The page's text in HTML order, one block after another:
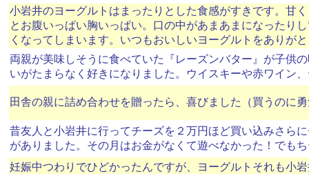
小岩井のヨーグルトはまったりとした食感がすきです。甘
とお腹いっぱい胸いっぱい。口の中があまあまになったり
くなってしまいます。いつもおいしいヨーグルトをありが
両親が美味しそうに食べていた『レーズンバター』が子供
いがたまらなく好きになりました。ウイスキーや赤ワイン
田舎の親に詰め合わせを贈ったら、喜びました（買うのに
昔友人と小岩井に行ってチーズを２万円ほど買い込みさら
がありました。その月はお金がなくて遊べなかった！でも
妊娠中つわりでひどかったんですが、ヨーグルトそれも小